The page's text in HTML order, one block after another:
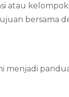
atau
bersama
menjadi